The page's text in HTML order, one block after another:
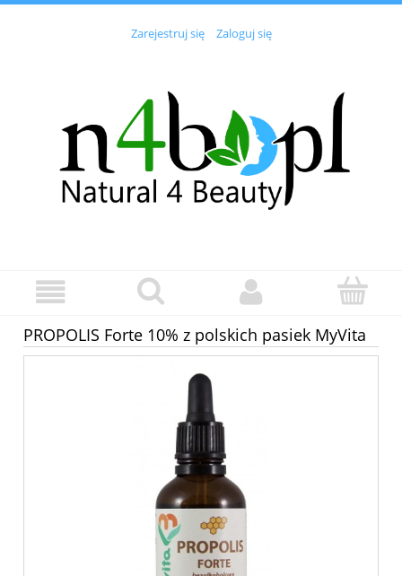
Zarejestruj się Zaloguj się
PROPOLIS Forte 10% z polskich pasiek MyVita